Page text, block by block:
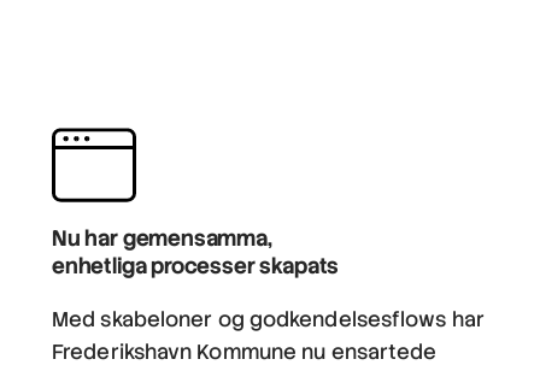
Nu har gemensamma,
enhetliga processer skapats
Med skabeloner og godkendelsesflows har
Frederikshavn Kommune nu ensartede